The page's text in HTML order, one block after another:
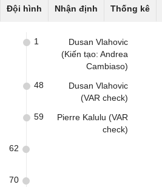
Đội hình Nhận định Thống kê
Dusan Vlahovic
(Kiến tạo: Andrea
Cambiaso)
1
Dusan Vlahovic
(VAR check)
48
Pierre Kalulu (VAR
check)
59
62
70